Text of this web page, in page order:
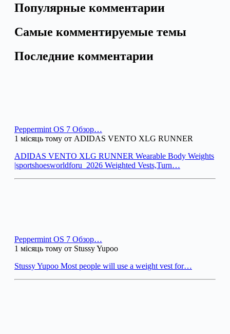
Популярные комментарии
Самые комментируемые темы
Последние комментарии
Peppermint OS 7 Обзор…
1 місяць тому от ADIDAS VENTO XLG RUNNER
ADIDAS VENTO XLG RUNNER Wearable Body Weights
|sportshoesworldforu_2026 Weighted Vests,Turn…
Peppermint OS 7 Обзор…
1 місяць тому от Stussy Yupoo
Stussy Yupoo Most people will use a weight vest for…